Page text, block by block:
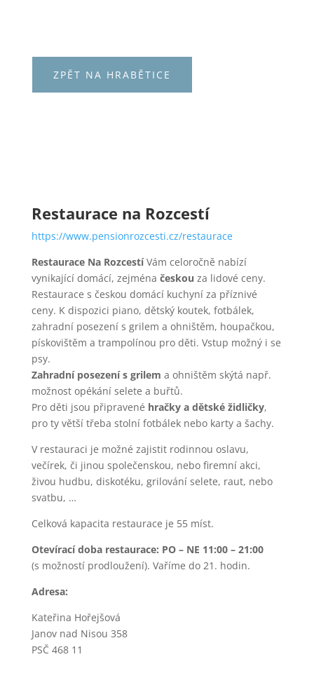
ZPĚT NA HRABĚTICE
Restaurace na Rozcestí
https://www.pensionrozcesti.cz/restaurace
Restaurace Na RozcestíVám celoročně nabízí
vynikající domácí, zejména českou za lidové ceny.
Restaurace s českou domácí kuchyní za příznivé
ceny. K dispozici piano, dětský koutek, fotbálek,
zahradní posezení s grilem a ohništěm, houpačkou,
pískovištěm a trampolínou pro děti. Vstup možný i se
psy.
Zahradní posezení s grilem a ohništěm skýtá např.
možnost opékání selete a buřtů.
Pro děti jsou připravené hračky a dětské židličky,
pro ty větší třeba stolní fotbálek nebo karty a šachy.
V restauraci je možné zajistit rodinnou oslavu,
večírek, či jinou společenskou, nebo firemní akci,
živou hudbu, diskotéku, grilování selete, raut, nebo
svatbu, …
Celková kapacita restaurace je 55 míst.
Otevírací doba restaurace: PO – NE 11:00 – 21:00
(s možností prodloužení). Vaříme do 21. hodin.
Adresa:
Kateřina Hořejšová
Janov nad Nisou 358
PSČ 468 11